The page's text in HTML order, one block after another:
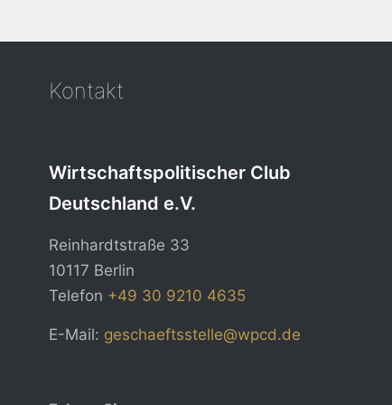
Kontakt
Wirtschaftspolitischer Club
Deutschland e.V.
Reinhardtstraße 33
10117 Berlin
Telefon +49 30 9210 4635
E-Mail: geschaeftsstelle@wpcd.de